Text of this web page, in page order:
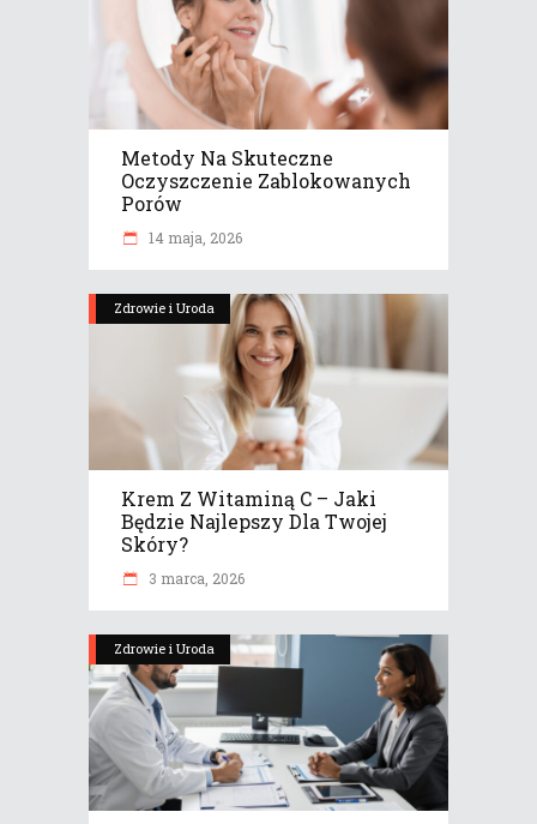
Metody Na Skuteczne
Oczyszczenie Zablokowanych
Porów
14 maja, 2026
Zdrowie i Uroda
Krem Z Witaminą C – Jaki
Będzie Najlepszy Dla Twojej
Skóry?
3 marca, 2026
Zdrowie i Uroda